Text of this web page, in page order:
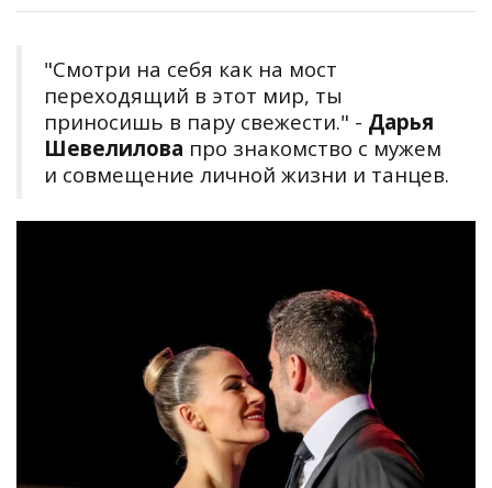
"Смотри на себя как на мост
переходящий в этот мир, ты
приносишь в пару свежести." - Дарья
Шевелилова про знакомство с мужем
и совмещение личной жизни и танцев.